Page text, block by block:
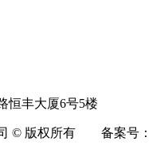
恒丰大厦6号5楼
司 © 版权所有 备案号：